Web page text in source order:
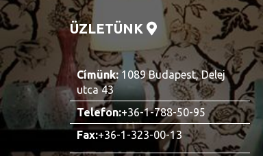
ÜZLETÜNK
Címünk: 1089 Budapest, Delej
utca 43
Telefon:+36-1-788-50-95
Fax:+36-1-323-00-13